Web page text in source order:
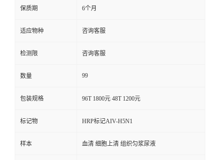
保质期 6个月
适应物种 咨询客服
检测限 咨询客服
数量 99
包装规格 96T 1800元 48T 1200元
标记物 HRP标记AIV-H5N1
样本 血清 细胞上清 组织匀浆尿液